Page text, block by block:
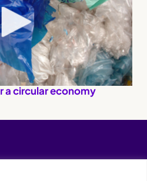
a circular economy